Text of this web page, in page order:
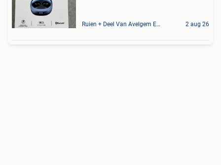
Ruien + Deel Van Avelgem En Waarmaarde 2 aug 26